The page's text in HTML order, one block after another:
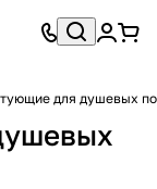
для душевых